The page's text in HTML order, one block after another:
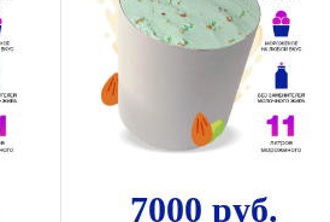
7000 руб.